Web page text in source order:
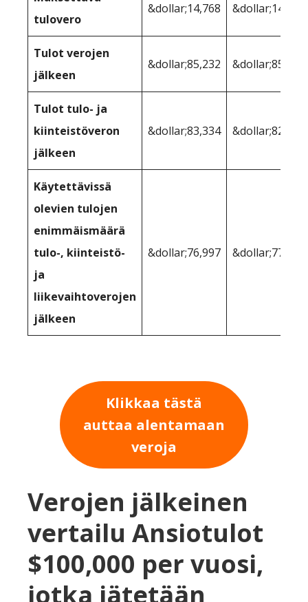
tulovero
&dollar;14,768 &dollar;14,768
Tulot verojen
jälkeen
&dollar;85,232 &dollar;85,232
Tulot tulo- ja
kiinteistöveron
jälkeen
&dollar;83,334 &dollar;82,175
Käytettävissä
olevien tulojen
enimmäismäärä
tulo-, kiinteistö-
ja
liikevaihtoverojen
jälkeen
&dollar;76,997 &dollar;77,232
Klikkaa tästä
auttaa alentamaan
veroja
Verojen jälkeinen
vertailu Ansiotulot
$100,000 per vuosi,
jotka jätetään